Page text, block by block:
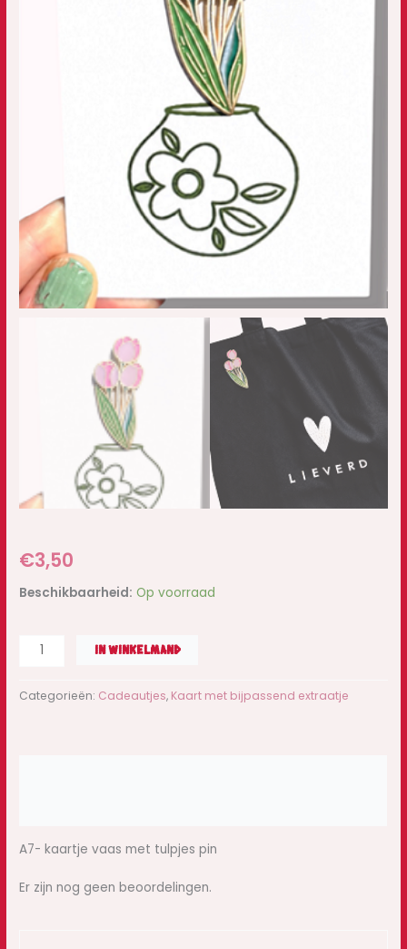
€3,50
Beschikbaarheid: Op voorraad
IN WINKELMAND
Categorieën: Cadeautjes, Kaart met bijpassend extraatje
A7- kaartje vaas met tulpjes pin
Er zijn nog geen beoordelingen.